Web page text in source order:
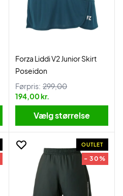
Forza Liddi V2 Junior Skirt
Poseidon
Førpris: 299,00
194,00 kr.
Vælg størrelse
OUTLET
- 30%